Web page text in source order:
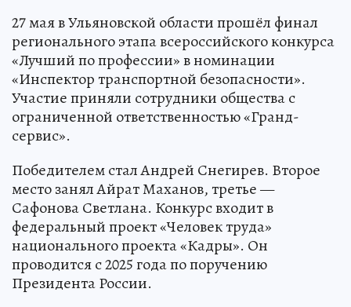
27 мая в Ульяновской области прошёл финал
регионального этапа всероссийского конкурса
«Лучший по профессии» в номинации
«Инспектор транспортной безопасности».
Участие приняли сотрудники общества с
ограниченной ответственностью «Гранд-
сервис».
Победителем стал Андрей Снегирев. Второе
место занял Айрат Маханов, третье —
Сафонова Светлана. Конкурс входит в
федеральный проект «Человек труда»
национального проекта «Кадры». Он
проводится с 2025 года по поручению
Президента России.